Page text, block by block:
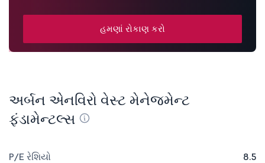
હમણાં રોકાણ કરો
અર્બન એનવિરો વેસ્ટ મેનેજમેન્ટ
ફંડામેન્ટલ્સ
P/E રેશિયો 8.5